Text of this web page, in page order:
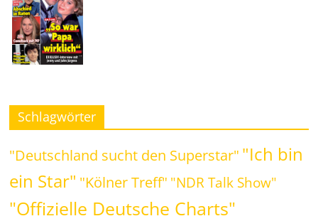
Schlagwörter
"Deutschland sucht den Superstar" "Ich bin
ein Star" "Kölner Treff" "NDR Talk Show"
"Offizielle Deutsche Charts"